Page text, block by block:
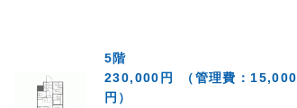
5階
230,000円
（管理費：15,000
円）